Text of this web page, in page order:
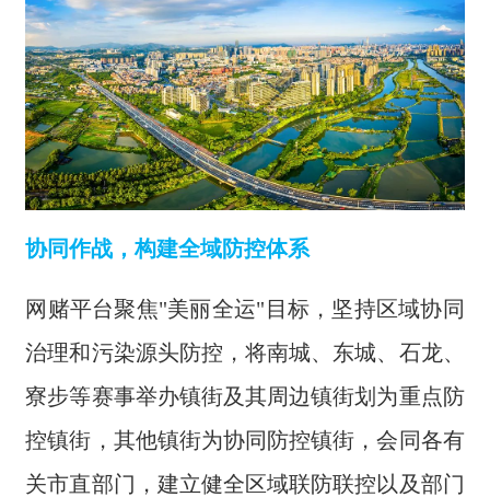
协同作战，构建全域防控体系
网赌平台聚焦"美丽全运"目标，坚持区域协同
治理和污染源头防控，将南城、东城、石龙、
寮步等赛事举办镇街及其周边镇街划为重点防
控镇街，其他镇街为协同防控镇街，会同各有
关市直部门，建立健全区域联防联控以及部门